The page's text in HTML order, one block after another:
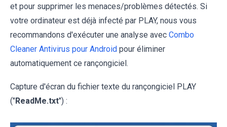
et pour supprimer les menaces/problèmes détectés. Si
votre ordinateur est déjà infecté par PLAY, nous vous
recommandons d'exécuter une analyse avec Combo
Cleaner Antivirus pour Android pour éliminer
automatiquement ce rançongiciel.
Capture d'écran du fichier texte du rançongiciel PLAY
("ReadMe.txt") :